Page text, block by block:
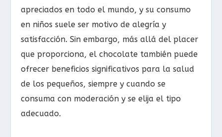
apreciados en todo el mundo, y su consumo
en niños suele ser motivo de alegría y
satisfacción. Sin embargo, más allá del placer
que proporciona, el chocolate también puede
ofrecer beneficios significativos para la salud
de los pequeños, siempre y cuando se
consuma con moderación y se elija el tipo
adecuado.